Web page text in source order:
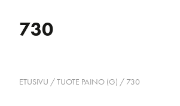
730
ETUSIVU / TUOTE PAINO (G) / 730